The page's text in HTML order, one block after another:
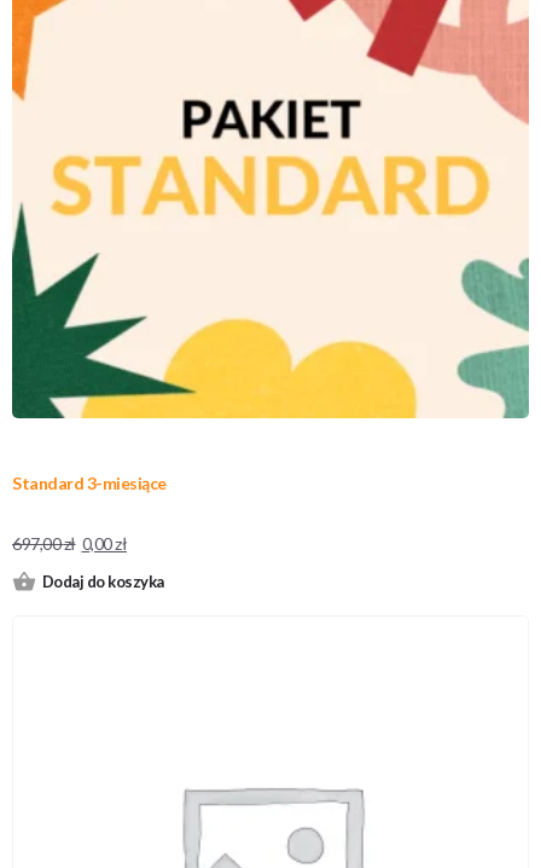
Standard 3-miesiące
697,00zł 0,00zł
Dodaj do koszyka